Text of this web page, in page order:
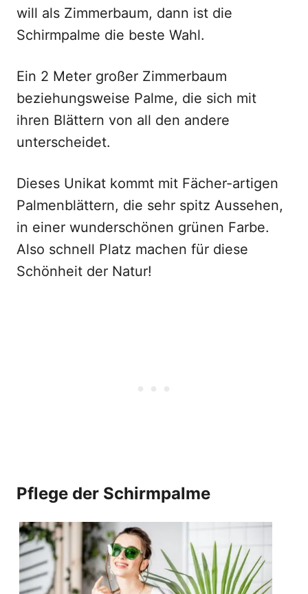
will als Zimmerbaum, dann ist die
Schirmpalme die beste Wahl.
Ein 2 Meter großer Zimmerbaum
beziehungsweise Palme, die sich mit
ihren Blättern von all den andere
unterscheidet.
Dieses Unikat kommt mit Fächer-artigen
Palmenblättern, die sehr spitz Aussehen,
in einer wunderschönen grünen Farbe.
Also schnell Platz machen für diese
Schönheit der Natur!
Pflege der Schirmpalme